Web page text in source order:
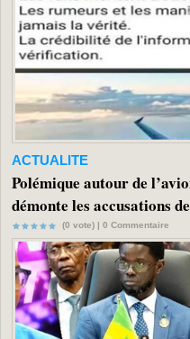
ACTUALITE
Polémique autour de
démonte les accusations
(0 vote) | 0 Commentaire